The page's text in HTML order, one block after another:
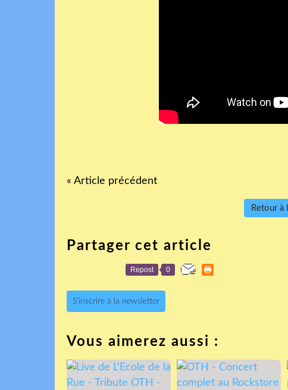
« Article précédent
Retour à
Partager cet article
Repost 0
S'inscrire à la newsletter
Vous aimerez aussi :